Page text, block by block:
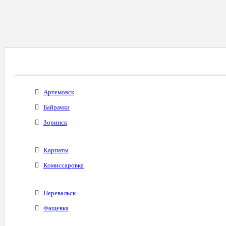
Артемовск
Байрачки
Зоринск
Карпаты
Комиссаровка
Перевальск
Фащевка